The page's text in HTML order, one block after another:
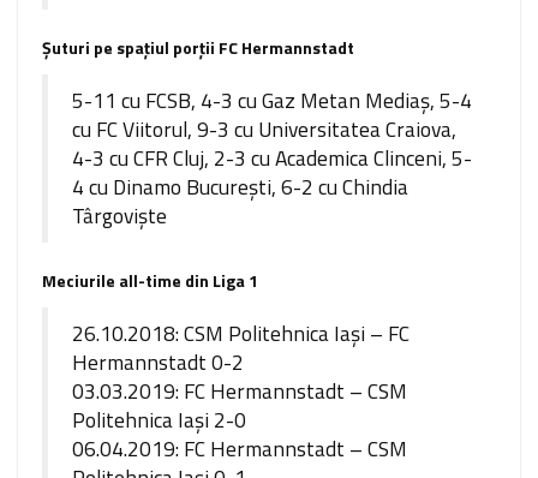
Şuturi pe spaţiul porţii FC Hermannstadt
5-11 cu FCSB, 4-3 cu Gaz Metan Mediaş, 5-4
cu FC Viitorul, 9-3 cu Universitatea Craiova,
4-3 cu CFR Cluj, 2-3 cu Academica Clinceni, 5-
4 cu Dinamo Bucureşti, 6-2 cu Chindia
Târgovişte
Meciurile all-time din Liga 1
26.10.2018: CSM Politehnica Iaşi – FC
Hermannstadt 0-2
03.03.2019: FC Hermannstadt – CSM
Politehnica Iaşi 2-0
06.04.2019: FC Hermannstadt – CSM